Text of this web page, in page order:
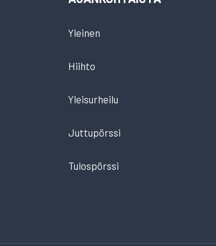
Yleinen
Hiihto
Yleisurheilu
Juttupörssi
Tulospörssi